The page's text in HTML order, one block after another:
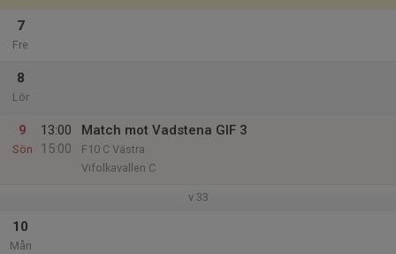
7
Fre
8
Lör
9
Sön
13:00
15:00
Match mot Vadstena GIF 3
F10 C Västra
Vifolkavallen C
v.33
10
Mån